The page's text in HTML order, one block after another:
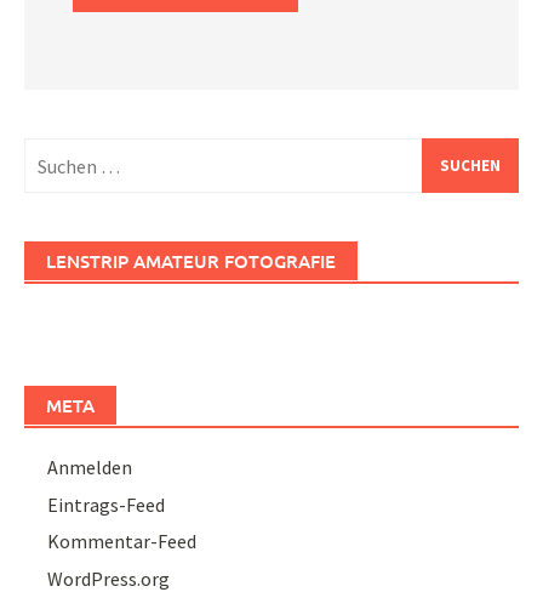
nach:
LENSTRIP AMATEUR FOTOGRAFIE
META
Anmelden
Eintrags-Feed
Kommentar-Feed
WordPress.org